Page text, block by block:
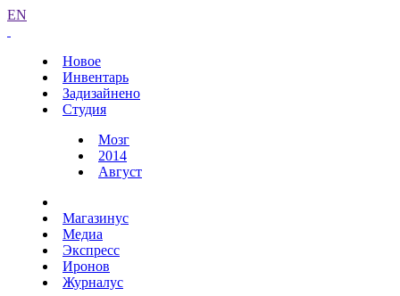
EN
Новое
Инвентарь
Задизайнено
Студия
Мозг
2014
Август
Магазинус
Медиа
Экспресс
Иронов
Журналус